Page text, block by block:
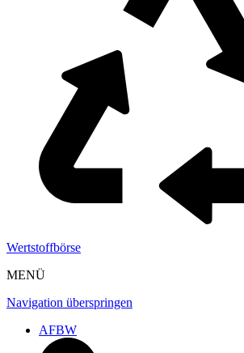
Wertstoffbörse
MENÜ
Navigation überspringen
AFBW